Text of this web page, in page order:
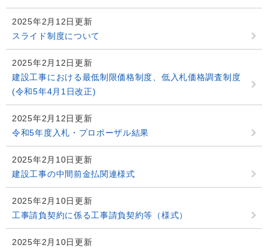
2025年2月12日更新
スライド制度について
2025年2月12日更新
建設工事における最低制限価格制度、低入札価格調査制度
(令和5年4月1日改正)
2025年2月12日更新
令和5年度入札・プロポーザル結果
2025年2月10日更新
建設工事の中間前金払関連様式
2025年2月10日更新
工事請負契約に係る工事請負契約等（様式）
2025年2月10日更新